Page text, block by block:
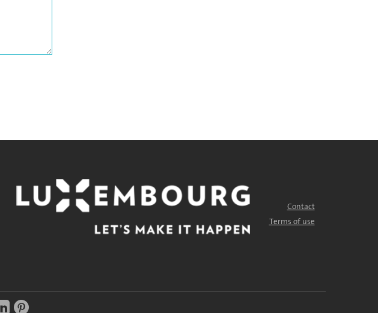
MENU
Contact
Terms of use